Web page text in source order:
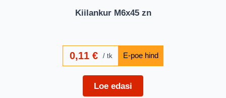
Kiilankur M6x45 zn
0,11€ tk
Loe edasi